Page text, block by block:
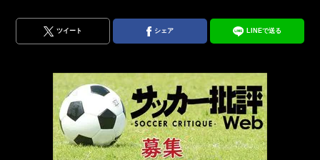
ツイート シェア LINEで送る